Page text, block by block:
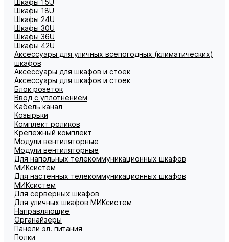
Шкафы 15U
Шкафы 18U
Шкафы 24U
Шкафы 30U
Шкафы 36U
Шкафы 42U
Аксессуары для уличных всепогодных (климатических)
шкафов
Аксессуары для шкафов и стоек
Аксессуары для шкафов и стоек
Блок розеток
Ввод с уплотнением
Кабель канал
Козырьки
Комплект роликов
Крепежный комплект
Модули вентиляторные
Модули вентиляторные
Для напольных телекоммуникационных шкафов
МИКсистем
Для настенных телекоммуникационных шкафов
МИКсистем
Для серверных шкафов
Для уличных шкафов МИКсистем
Направляющие
Органайзеры
Панели эл. питания
Полки